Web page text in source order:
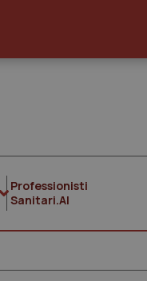
Professionisti
Sanitari.AI